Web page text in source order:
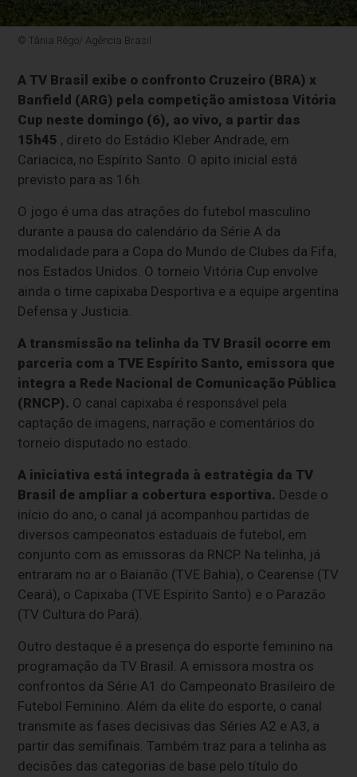
© Tânia Rêgo/ Agência Brasil
A TV Brasil exibe o confronto Cruzeiro (BRA) x
Banfield (ARG) pela competição amistosa Vitória
Cup neste domingo (6), ao vivo, a partir das
15h45 , direto do Estádio Kleber Andrade, em
Cariacica, no Espírito Santo. O apito inicial está
previsto para as 16h.
O jogo é uma das atrações do futebol masculino
durante a pausa do calendário da Série A da
modalidade para a Copa do Mundo de Clubes da Fifa,
nos Estados Unidos. O torneio Vitória Cup envolve
ainda o time capixaba Desportiva e a equipe argentina
Defensa y Justicia.
A transmissão na telinha da TV Brasil ocorre em
parceria com a TVE Espírito Santo, emissora que
integra a Rede Nacional de Comunicação Pública
(RNCP). O canal capixaba é responsável pela
captação de imagens, narração e comentários do
torneio disputado no estado.
A iniciativa está integrada à estratégia da TV
Brasil de ampliar a cobertura esportiva. Desde o
início do ano, o canal já acompanhou partidas de
diversos campeonatos estaduais de futebol, em
conjunto com as emissoras da RNCP. Na telinha, já
entraram no ar o Baianão (TVE Bahia), o Cearense (TV
Ceará), o Capixaba (TVE Espírito Santo) e o Parazão
(TV Cultura do Pará).
Outro destaque é a presença do esporte feminino na
programação da TV Brasil. A emissora mostra os
confrontos da Série A1 do Campeonato Brasileiro de
Futebol Feminino. Além da elite do esporte, o canal
transmite as fases decisivas das Séries A2 e A3, a
partir das semifinais. Também traz para a telinha as
decisões das categorias de base pelo título do